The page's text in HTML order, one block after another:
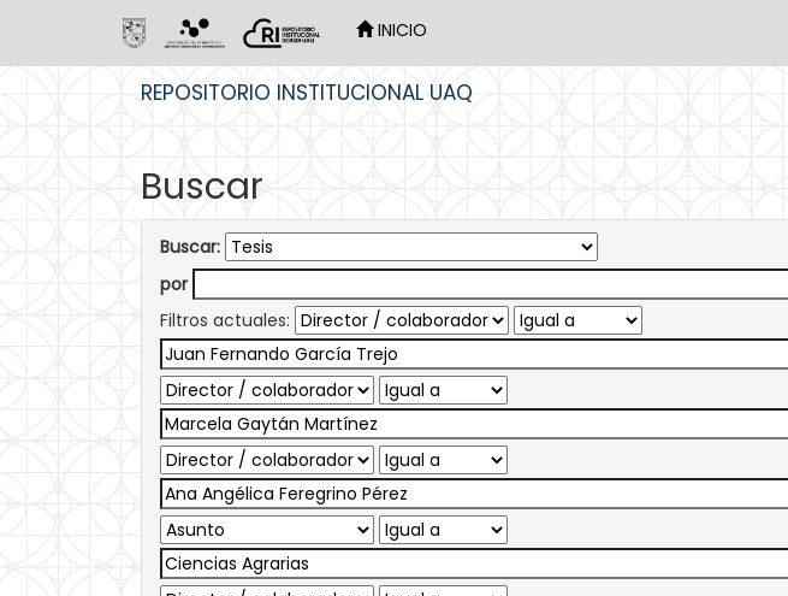
INICIO
REPOSITORIO INSTITUCIONAL UAQ
Buscar
Buscar:
por
Filtros actuales: